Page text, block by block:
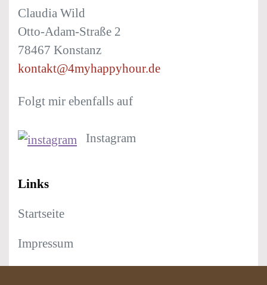
Claudia Wild
Otto-Adam-Straße 2
78467 Konstanz
kontakt@4myhappyhour.de
Folgt mir ebenfalls auf
Instagram
Links
Startseite
Impressum